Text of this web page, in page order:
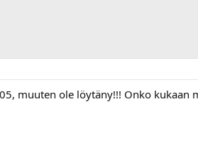
muuten ole löytäny!!! Onko kukaan